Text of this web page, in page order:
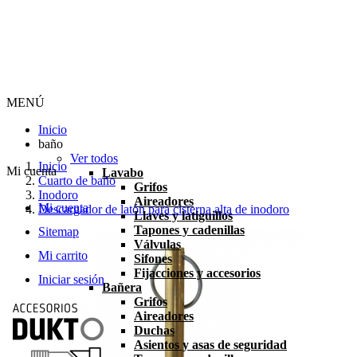
Mi cuenta
Mi cuenta
Sitemap
Mi carrito
Iniciar sesión
MENÚ
Inicio
baño
Ver todos
Lavabo
Grifos
Aireadores
Llaves y latiguillos
Tapones y cadenillas
Válvulas
Sifones
Fijacciones y accesorios
Bañera
Grifos
Aireadores
Duchas
Asientos y asas de seguridad
Inicio
Cuarto de baño
Inodoro
Descargador de latón para cisterna alta de inodoro